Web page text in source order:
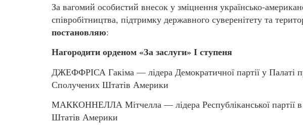
За вагомий особистий внесок у зміцнення українсько-
співробітництва, підтримку державного суверенітету та
постановляю:
Нагородити орденом «За заслуги» І ступеня
ДЖЕФФРІСА Гакіма — лідера Демократичної партії у Палаті
Сполучених Штатів Америки
МАККОННЕЛЛА Мітчелла — лідера Республіканської партії
Штатів Америки